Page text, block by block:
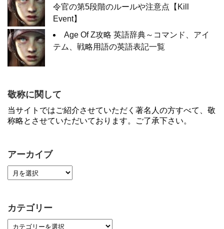
令官の第5段階のルールや注意点【Kill
Event】
Age Of Z攻略 英語辞典～コマンド、アイ
テム、戦略用語の英語表記一覧
敬称に関して
当サイトではご紹介させていただく著名人の方すべて、敬
称略とさせていただいております。ご了承下さい。
アーカイブ
カテゴリー